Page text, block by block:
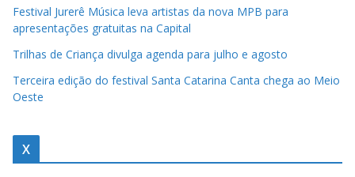
a
u
m
c
u
Festival Jurerê Música leva artistas da nova MPB para
apresentações gratuitas na Capital
Trilhas de Criança divulga agenda para julho e agosto
Terceira edição do festival Santa Catarina Canta chega ao Meio
Oeste
X